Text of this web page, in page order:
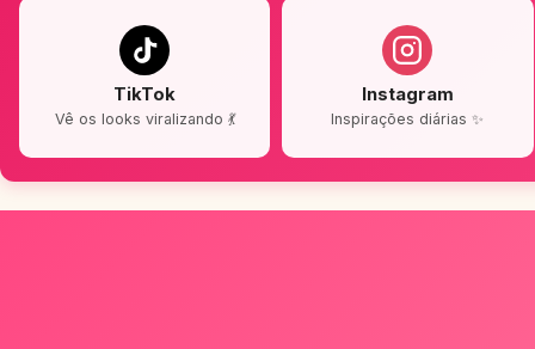
TikTok
Vê os looks viralizando 💃
Instagram
Inspirações diárias ✨